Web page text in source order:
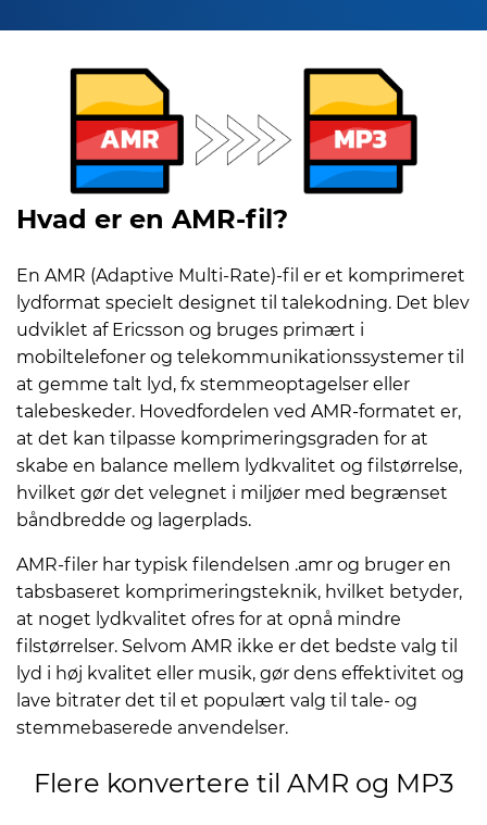
Hvad er en AMR-fil?
En AMR (Adaptive Multi-Rate)-fil er et komprimeret
lydformat specielt designet til talekodning. Det blev
udviklet af Ericsson og bruges primært i
mobiltelefoner og telekommunikationssystemer til
at gemme talt lyd, fx stemmeoptagelser eller
talebeskeder. Hovedfordelen ved AMR-formatet er,
at det kan tilpasse komprimeringsgraden for at
skabe en balance mellem lydkvalitet og filstørrelse,
hvilket gør det velegnet i miljøer med begrænset
båndbredde og lagerplads.
AMR-filer har typisk filendelsen .amr og bruger en
tabsbaseret komprimeringsteknik, hvilket betyder,
at noget lydkvalitet ofres for at opnå mindre
filstørrelser. Selvom AMR ikke er det bedste valg til
lyd i høj kvalitet eller musik, gør dens effektivitet og
lave bitrater det til et populært valg til tale- og
stemmebaserede anvendelser.
Flere konvertere til AMR og MP3